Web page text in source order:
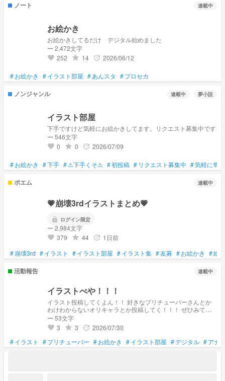
ノート 連載中
お絵かき
お絵かきしてるだけ デジタル始めました
ー 2,472文字
favorite 252 grade 14 update 2026/06/12
#お絵かき #イラスト部屋 #あんスタ #プロセカ
ノンジャンル 連載中 夢小説
イラスト部屋
下手ですけど気軽にお絵かきしてます。リクエスト募集中です
ー 546文字
favorite 0 grade 0 update 2026/07/09
#お絵かき #下手 #⚠下手くそ⚠ #初投稿 # リクエスト募集中 #気軽に💬
ポエム 連載中
💗崩壊3rdイラストまとめ💗
lock ログイン限定
ー 2,984文字
favorite 379 grade 44 update 1日前
#崩壊3rd #イラスト #イラスト部屋 #イラスト集 #友募 #お絵かき #絵
活動報告 連載中
イラストべや！！！
イラスト投稿してくよん！！ 好きなプリチューバーさんとか
わけわからないオリキャラとか投稿してく！！！ ぜひみてみ
てみて！
ー 53文字
favorite 3 grade 3 update 2026/07/30
#イラスト #プリチューバー #お絵かき #イラスト部屋 #デジタル #アナ